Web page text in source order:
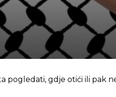
pogledati, gdje otići ili pak